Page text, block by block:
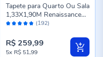
Avaliação: (192)
Tapete para Quarto Ou Sala
1,33X1,90M Renaissance
Havan Casa - Genova
R$ 259,99
5x R$ 51,99